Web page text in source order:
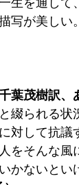
写が美しい。
葉茂樹訳、
綴られる
対して抗
をそんな
かないと